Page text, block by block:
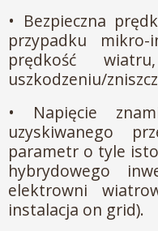
• Bezpieczna
przypadku mikro-
prędkość
uszkodzeniu/
• Napięcie
uzyskiwanego
parametr o tyle
hybrydowego
elektrowni
instalacja on grid).